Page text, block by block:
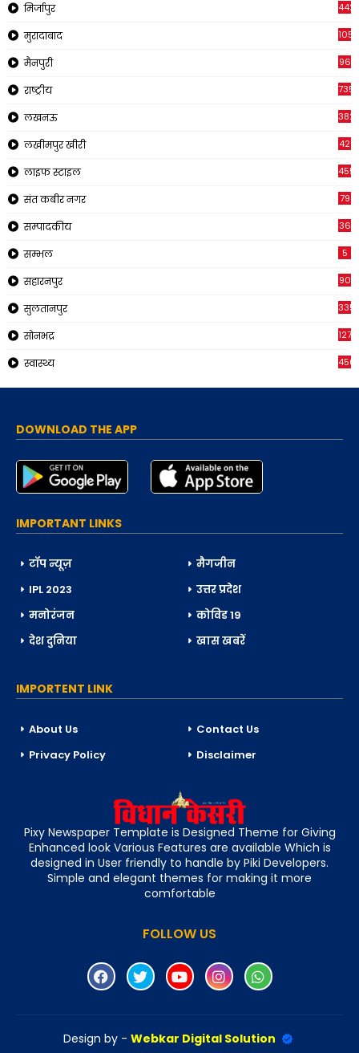
मिर्जापुर 442
मुरादाबाद 1057
मैनपुरी 96
राष्ट्रीय 7353
लखनऊ
लखीमपुर खीरी 42
लाइफ स्टाइल 455
संत कबीर नगर 79
सम्पादकीय 36
सम्भल 5
सहारनपुर 90
सुलतानपुर 335
सोनभद्र 1270
स्वास्थ्य 450
DOWNLOAD THE APP
IMPORTANT LINKS
टॉप न्यूज़
मैगजीन
IPL 2023
उत्तर प्रदेश
मनोरंजन
कोविड 19
देश दुनिया
खास खबरें
IMPORTENT LINK
About Us
Contact Us
Privacy Policy
Disclaimer
Pixy Newspaper Template is Designed Theme for Giving
Enhanced look Various Features are available Which is
designed in User friendly to handle by Piki Developers.
Simple and elegant themes for making it more
comfortable
FOLLOW US
Design by - Webkar Digital Solution